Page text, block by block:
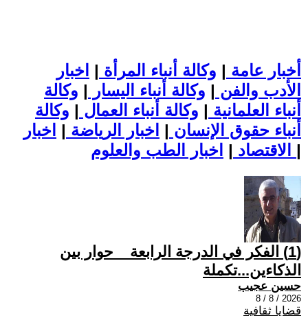
أخبار عامة | وكالة أنباء المرأة | اخبار
الأدب والفن | وكالة أنباء اليسار | وكالة
أنباء العلمانية | وكالة أنباء العمال | وكالة
أنباء حقوق الإنسان | اخبار الرياضة | اخبار
الاقتصاد | |
(1) الفكر في الدرجة الرابعة _ حوار بين
الذكاءين...تكملة
حسين عجيب
2026 / 8 / 8
قضايا ثقافية